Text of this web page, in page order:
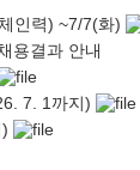
인력) ~7/7(화)
용결과 안내
7. 1까지)